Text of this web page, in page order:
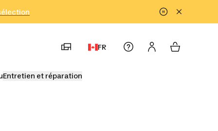
FR
Entretien et réparation